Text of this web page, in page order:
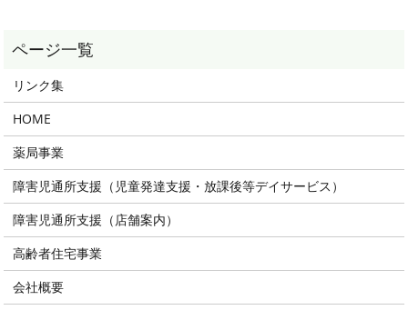
リンク集
HOME
薬局事業
障害児通所支援（児童発達支援・放課後等デイサービス）
障害児通所支援（店舗案内）
高齢者住宅事業
会社概要